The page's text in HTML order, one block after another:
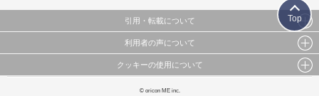
引用・転載について
当サイトで公開されている情報（文字、写真、イラスト、画像データ等）及びこれらの配置・
これらの情報を権利者の許可なく無断転載・複製などの二次利用を行うことは固く禁じており
利用者の声について
当サイトに掲載している内容はすべてサービスの利用者が提出された見解・感想です。
弊社の見解・ 意見ではないことをご理解いただいた上でご覧ください。
クッキーの使用について
このサイトでは Cookie を使用して、ユーザーに合わせたコンテンツや広告の表示、ソーシャル
© oricon ME inc.
Top